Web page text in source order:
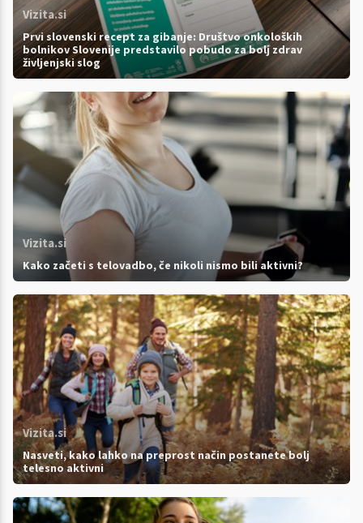
Vizita.si
Prvi slovenski recept za gibanje: Društvo onkoloških
bolnikov Slovenije predstavilo pobudo za bolj zdrav
življenjski slog
Vizita.si
Kako začeti s telovadbo, če nikoli nismo bili aktivni?
Vizita.si
Nasveti, kako lahko na preprost način postanete bolj
telesno aktivni